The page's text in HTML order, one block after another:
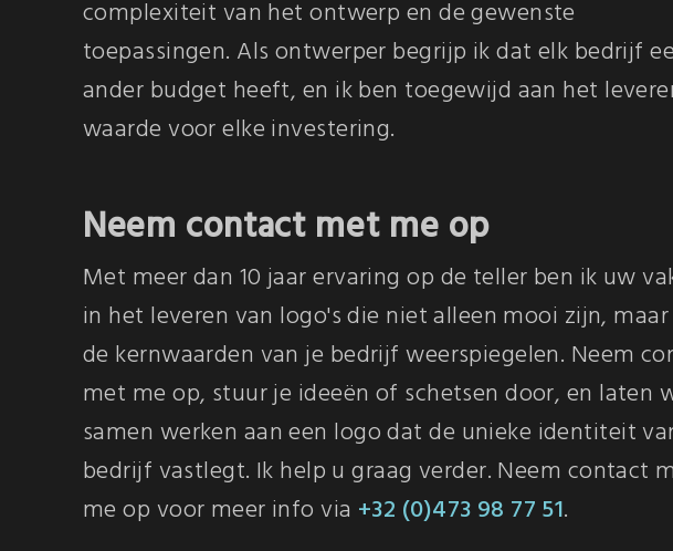
complexiteit van het ontwerp en de gewenste
toepassingen. Als ontwerper begrijp ik dat elk bedrijf
ander budget heeft, en ik ben toegewijd aan het
waarde voor elke investering.
Neem contact met me op
Met meer dan 10 jaar ervaring op de teller ben ik uw
in het leveren van logo's die niet alleen mooi zijn,
de kernwaarden van je bedrijf weerspiegelen. Neem
met me op, stuur je ideeën of schetsen door, en laten
samen werken aan een logo dat de unieke identiteit
bedrijf vastlegt. Ik help u graag verder. Neem contact
me op voor meer info via +32 (0)473 98 77 51.